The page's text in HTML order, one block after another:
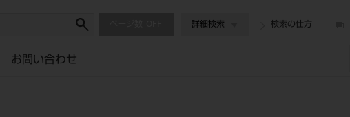
詳細検索 検索の仕方
お問い合わせ